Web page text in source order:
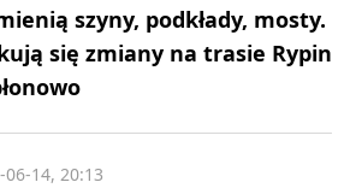
szyny, podkłady, mosty.
się zmiany na trasie Rypin
06-14, 20:13